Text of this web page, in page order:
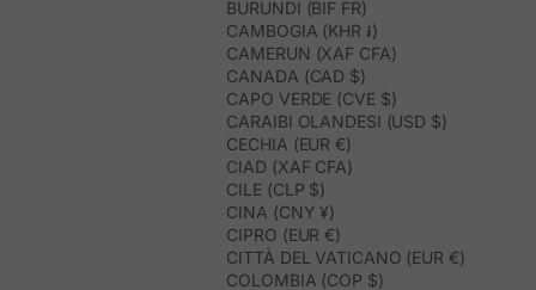
BURUNDI (BIF FR)
CAMBOGIA (KHR ៛)
CAMERUN (XAF CFA)
CANADA (CAD $)
CAPO VERDE (CVE $)
CARAIBI OLANDESI (USD $)
CECHIA (EUR €)
CIAD (XAF CFA)
CILE (CLP $)
CINA (CNY ¥)
CIPRO (EUR €)
CITTÀ DEL VATICANO (EUR €)
COLOMBIA (COP $)